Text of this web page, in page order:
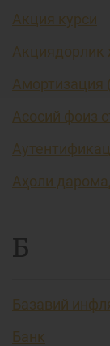
Акция курси
Акциядорлик
Амортизация
Асосий фоиз
Аҳоли
Б
Базавий
Банк